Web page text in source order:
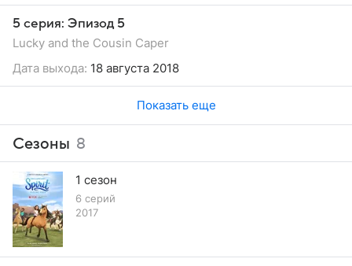
5 серия: Эпизод 5
Lucky and the Cousin Caper
Дата выхода: 18 августа 2018
Показать еще
Сезоны 8
1 сезон
6 серий
2017